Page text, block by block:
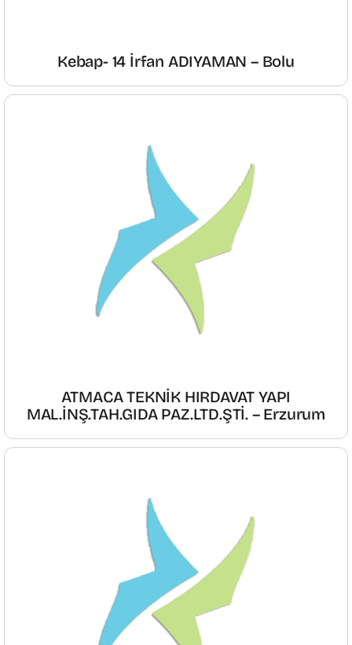
Kebap- 14 İrfan ADIYAMAN – Bolu
ATMACA TEKNİK HIRDAVAT YAPI
MAL.İNŞ.TAH.GIDA PAZ.LTD.ŞTİ. – Erzurum